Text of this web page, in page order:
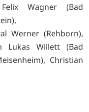
Wagner (Bad
Werner (Rehborn),
Lukas Willett (Bad
Christian